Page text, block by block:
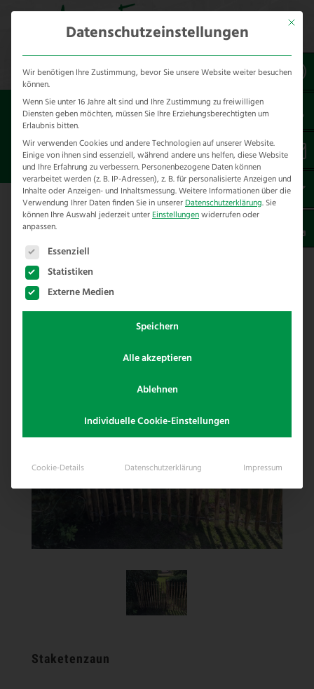
Sie sind hier:Referenzen
*produkt
*Staketenzäune
STAKETENZAUN HANDELOH
Staketenzaun in Handeloh
Für unseren Kunden lieferten wir
Staketenzaun aus Kastanie.
Staketenzaun
Mit
Datenschutzeinstellungen
Wir benötigen Ihre Zustimmung, bevor Sie unsere Website weiter besuchen
können.
Wenn Sie unter 16 Jahre alt sind und Ihre Zustimmung zu freiwilligen
Diensten geben möchten, müssen Sie Ihre Erziehungsberechtigten um
Erlaubnis bitten.
Wir verwenden Cookies und andere Technologien auf unserer Website.
Einige von ihnen sind essenziell, während andere uns helfen, diese Website
und Ihre Erfahrung zu verbessern. Personenbezogene Daten können
verarbeitet werden (z. B. IP-Adressen), z. B. für personalisierte Anzeigen und
Inhalte oder Anzeigen- und Inhaltsmessung.Weitere Informationen über die
Verwendung Ihrer Daten finden Sie in unsererDatenschutzerklärung. Sie
können Ihre Auswahl jederzeit unterEinstellungenwiderrufen oder
anpassen.
Es folgt eine Liste der Service-Gruppen, für die eine
Essenziell
Statistiken
Externe Medien
Speichern
Alle akzeptieren
Ablehnen
Individuelle Cookie-Einstellungen
Cookie-Details Datenschutzerklärung Impressum